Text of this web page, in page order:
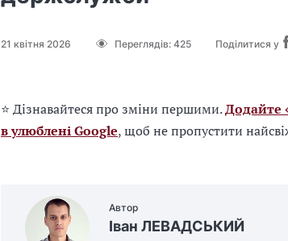
21 квітня 2026 Переглядів: 425 Поділитися у
⭐ Дізнавайтеся про зміни першими.Додайте
в улюблені Google, щоб не пропустити
Автор
Іван ЛЕВАДСЬКИЙ